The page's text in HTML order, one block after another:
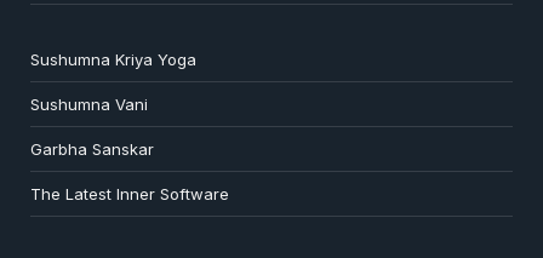
Sushumna Kriya Yoga
Sushumna Vani
Garbha Sanskar
The Latest Inner Software